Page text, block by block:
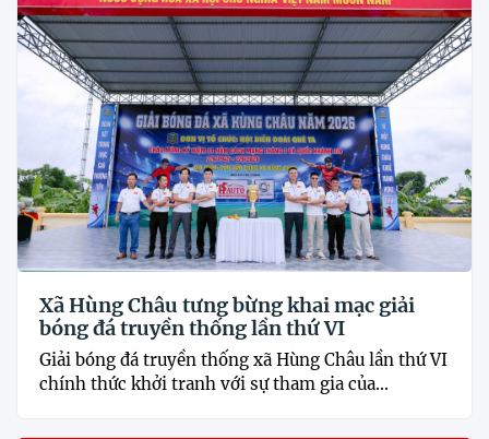
Xã Hùng Châu tưng bừng khai mạc giải
bóng đá truyền thống lần thứ VI
Giải bóng đá truyền thống xã Hùng Châu lần thứ VI
chính thức khởi tranh với sự tham gia của...